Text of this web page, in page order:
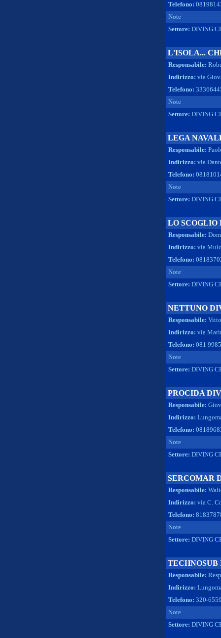
Telefono:
Note
Settore: DIVING
L'ISOLA...
Responsabile:
Indirizzo: via
Telefono:
Note
Settore: DIVING
LEGA
Responsabile:
Indirizzo: via
Telefono:
Note
Settore: DIVING
LO SCOGLIO
Responsabile:
Indirizzo: via
Telefono:
Note
Settore: DIVING
NETTUNO
Responsabile:
Indirizzo: via
Telefono: 081
Note
Settore: DIVING
PROCIDA
Responsabile:
Indirizzo:
Telefono:
Note
Settore: DIVING
SERCOMAR
Responsabile:
Indirizzo: via C.
Telefono:
Note
Settore: DIVING
TECHNOSUB
Responsabile:
Indirizzo:
Telefono: 320-
Note
Settore: DIVING